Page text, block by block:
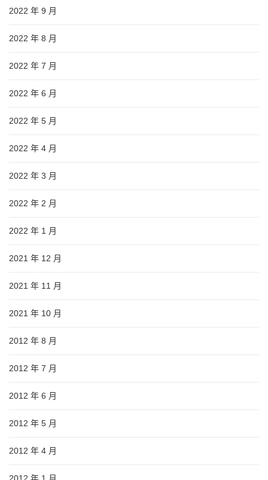
2022 年 9 月
2022 年 8 月
2022 年 7 月
2022 年 6 月
2022 年 5 月
2022 年 4 月
2022 年 3 月
2022 年 2 月
2022 年 1 月
2021 年 12 月
2021 年 11 月
2021 年 10 月
2012 年 8 月
2012 年 7 月
2012 年 6 月
2012 年 5 月
2012 年 4 月